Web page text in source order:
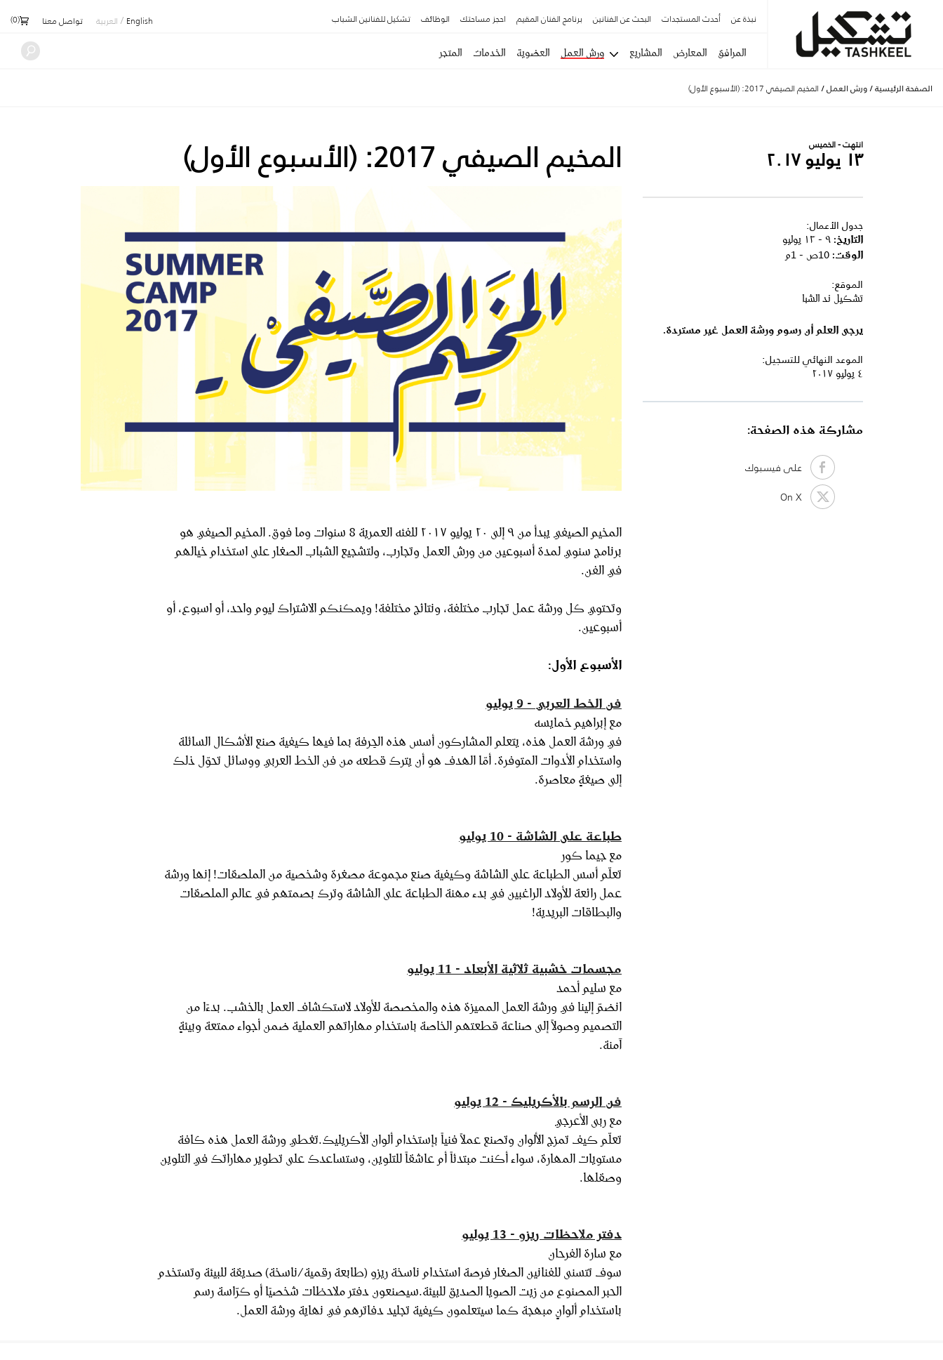
نبذة عن أحدث المستجدات البحث عن الفنانين برنامج الفنان المقيم احجز مساحتك الوظائف تشكيل للفنانين الشباب English
/ العربية تواصل معنا (
0
)
المرافق المعارض المشاريع ورش العمل العضوية الخدمات المتجر
الصفحة الرئيسية / ورش العمل / المخيم الصيفي 2017: (الأسبوع الأول)
المخيم الصيفي 2017: (الأسبوع الأول) انتهت - الخميس
١٣ يوليو ٢٠١٧
جدول الأعمال:
التاريخ: ٩ - ١٣ يوليو
الوقت: 10ص - 1م
الموقع:
تشكيل ند الشبا
يرجى العلم أن رسوم ورشة العمل غير مستردة.
الموعد النهائي للتسجيل:
٤ يوليو ٢٠١٧
مشاركة هذه الصفحة:
على فيسبوك
On X
المخيم الصيفي يبدأ من ٩ إلى ٢٠ يوليو ٢٠١٧ للفئه العمرية 8 سنوات وما فوق. المخيم الصيفي هو
برنامج سنوي لمدة أسبوعين من ورش العمل وتجارب، ولتشجيع الشباب الصغار على استخدام خيالهم
في الفن.
وتحتوي كل ورشة عمل تجارب مختلفة، ونتائج مختلفة! ويمكنكم الاشتراك ليوم واحد، أو اسبوع، أو
أسبوعين.
الأسبوع الأول:
فن الخط العربي - 9 يوليو
مع إبراهيم خمايسه
في ورشة العمل هذه، يتعلم المشاركون أسس هذه الحِرفة بما فيها كيفية صنع الأشكال السائلة
واستخدام الأدوات المتوفرة. أمّا الهدف هو أن يترك قطعه من فن الخط العربي ووسائل تحوّل ذلك
إلى صيغةٍ معاصرة.
طباعة على الشاشة - 10 يوليو
مع جيما كور
تعلّم أسس الطباعة على الشاشة وكيفية صنع مجموعة مصغرة وشخصية من الملصقات! إنها ورشة
عمل رائعة للأولاد الراغبين في بدء مهنة الطباعة على الشاشة وترك بصمتهم في عالم الملصقات
والبطاقات البريدية!
مجسمات خشبية ثلاثية الأبعاد - 11 يوليو
مع سليم أحمد
انضمّ إلينا في ورشة العمل المميزة هذه والمخصصة للأولاد لاستكشاف العمل بالخشب. بدءًا من
التصميم وصولاً إلى صناعة قطعتهم الخاصة باستخدام مهاراتهم العملية ضمن أجواء ممتعة وبيئةٍ
آمنة.
فن الرسم بالأكريليك - 12 يوليو
مع ربى الأعرجي
‬وصقلها‭.‬
دفتر ملاحظات ريزو - 13 يوليو
مع سارة الفرحان
سوف تتسنى للفنانين الصغار فرصة استخدام ناسخة ريزو (طابعة رقمية/ناسخة) صديقة للبيئة وتستخدم
الحبر المصنوع من زيت الصويا الصديق للبيئة.سيصنعون دفتر ملاحظات شخصيًا أو كرّاسة رسم
باستخدام ألوانٍ مبهجة كما سيتعلمون كيفية تجليد دفاترهم في نهاية ورشة العمل.